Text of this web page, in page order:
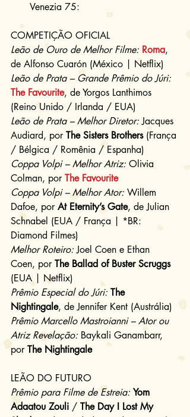
Venezia 75:
COMPETIÇÃO OFICIAL
Leão de Ouro de Melhor Filme: Roma,
de Alfonso Cuarón (México | Netflix)
Leão de Prata – Grande Prêmio do Júri:
The Favourite, de Yorgos Lanthimos
(Reino Unido / Irlanda / EUA)
Leão de Prata – Melhor Diretor: Jacques
Audiard, por The Sisters Brothers (França
/ Bélgica / Romênia / Espanha)
Coppa Volpi – Melhor Atriz: Olivia
Colman, por The Favourite
Coppa Volpi – Melhor Ator: Willem
Dafoe, por At Eternity’s Gate, de Julian
Schnabel (EUA / França | *BR:
Diamond Filmes)
Melhor Roteiro: Joel Coen e Ethan
Coen, por The Ballad of Buster Scruggs
(EUA | Netflix)
Prêmio Especial do Júri: The
Nightingale, de Jennifer Kent (Austrália)
Prêmio Marcello Mastroianni – Ator ou
Atriz Revelação: Baykali Ganambarr,
por The Nightingale
LEÃO DO FUTURO
Prêmio para Filme de Estreia: Yom
Adaatou Zouli / The Day I Lost My